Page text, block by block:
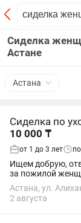
Сиделка
Астане
Астана
Сиделка по
10 000 ₸
от 1 до 3 лет
Ищем добрую,
за пожилой
Обязанности: •
памперсов и
Астана, ул.
2 августа